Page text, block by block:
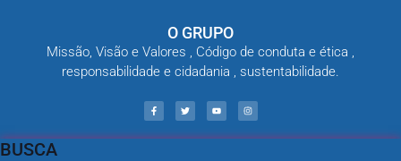
O GRUPO
Missão, Visão e Valores , Código de conduta e ética ,
responsabilidade e cidadania , sustentabilidade.
BUSCA